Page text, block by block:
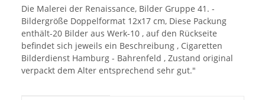
Die Malerei der Renaissance, Bilder Gruppe 41. -
Bildergröße Doppelformat 12x17 cm, Diese Packung
enthält-20 Bilder aus Werk-10 , auf den Rückseite
befindet sich jeweils ein Beschreibung , Cigaretten
Bilderdienst Hamburg - Bahrenfeld , Zustand original
verpackt dem Alter entsprechend sehr gut."